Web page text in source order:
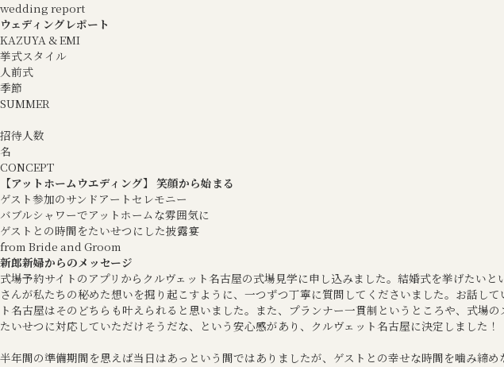
wedding report
ウェディングレポート
KAZUYA & EMI
挙式スタイル
人前式
季節
SUMMER
招待人数
名
CONCEPT
【アットホームウエディング】 笑顔から始まる
ゲスト参加のサンドアートセレモニー
バブルシャワーでアットホームな雰囲気に
ゲストとの時間をたいせつにした披露宴
from Bride and Groom
新郎新婦からのメッセージ
式場予約サイトのアプリからクルヴェット名古屋の式場見学に申し込みました。結婚式を挙げたい
さんが私たちの秘めた想いを掘り起こすように、一つずつ丁寧に質問してくださいました。お話し
ト名古屋はそのどちらも叶えられると思いました。また、プランナー一貫制というところや、式
たいせつに対応していただけそうだな、という安心感があり、クルヴェット名古屋に決定しました！
半年間の準備期間を思えば当日はあっという間ではありましたが、ゲストとの幸せな時間を噛み締